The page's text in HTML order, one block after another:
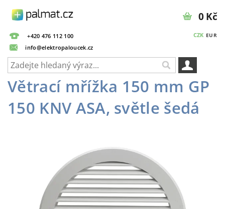
+420 476 112 100
info@elektropaloucek.cz
CZK EUR
0 Kč
Větrací mřížka 150 mm GP
150 KNV ASA, světle šedá